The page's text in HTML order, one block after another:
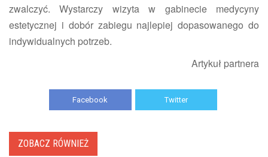
zwalczyć. Wystarczy wizyta w gabinecie medycyny
estetycznej i dobór zabiegu najlepiej dopasowanego do
indywidualnych potrzeb.
Artykuł partnera
Facebook Twitter
ZOBACZ RÓWNIEŻ